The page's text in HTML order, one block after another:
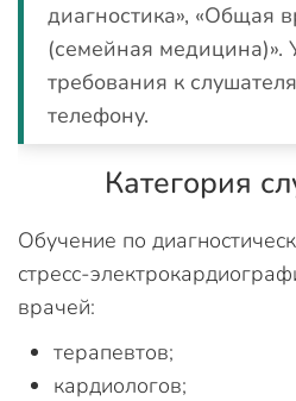
диагностика», «Общая
(семейная медицина)».
требования к
телефону.
Категория
Обучение по
стресс-
врачей:
терапевтов;
кардиологов;